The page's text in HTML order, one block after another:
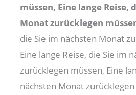
müssen, Eine lange Reise,
Monat zurücklegen
die Sie im nächsten Monat
Eine lange Reise, die Sie im
zurücklegen müssen, Eine
nächsten Monat